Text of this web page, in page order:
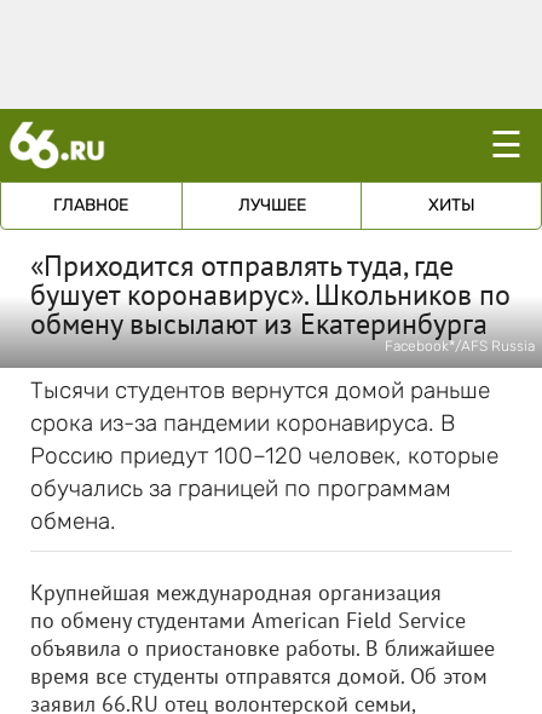
☰
ГЛАВНОЕ ЛУЧШЕЕ ХИТЫ
«Приходится отправлять туда, где
бушует коронавирус». Школьников по
обмену высылают из Екатеринбурга
Facebook*/AFS Russia
Тысячи студентов вернутся домой раньше
срока из-за пандемии коронавируса. В
Россию приедут 100–120 человек, которые
обучались за границей по программам
обмена.
Крупнейшая международная организация
по обмену студентами American Field Service
объявила о приостановке работы. В ближайшее
время все студенты отправятся домой. Об этом
заявил 66.RU отец волонтерской семьи,